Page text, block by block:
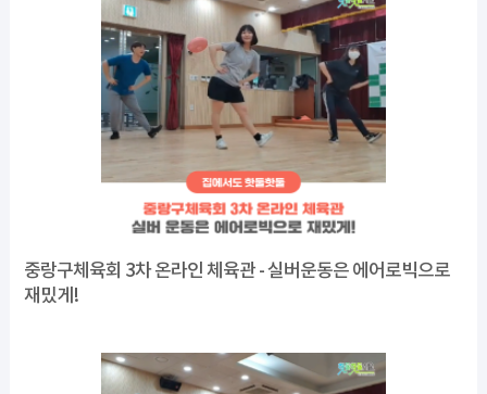
중랑구체육회 3차 온라인 체육관 - 실버운동은 에어로빅으로
재밌게!